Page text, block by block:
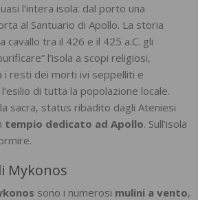
l’intera isola: dal porto una
al Santuario di Apollo. La storia
cavallo tra il 426 e il 425 a.C. gli
l’isola a scopi religiosi,
resti dei morti ivi seppelliti e
di tutta la popolazione locale.
sacra, status ribadito dagli Ateniesi
tempio dedicato ad Apollo. Sull’isola
Mykonos
sono i numerosi mulini a vento,